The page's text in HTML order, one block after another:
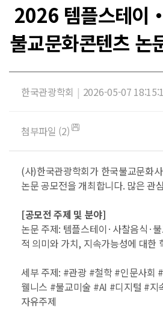
2026 템플스테이
불교문화콘텐츠 논
한국관광학회 | 2026-05-07
첨부파일 (2)
(사)한국관광학회가 한국불교문화
논문 공모전을 개최합니다. 많은 관
[공모전 주제 및 분야]
논문 주제: 템플스테이· 사찰음식 ·
적 의미와 가치, 지속가능성에 대한
세부 주제: #관광#철학#인문사회 #
웰니스 #불교미술 #AI #디지털 #지
자유주제